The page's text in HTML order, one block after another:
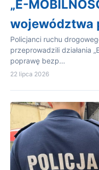
„E-
województwa
Policjanci ruchu
przeprowadzili działania
poprawę bezp…
22 lipca 2026